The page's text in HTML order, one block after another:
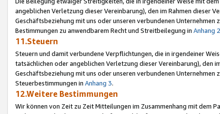
angeblichen Verletzung dieser Vereinbarung), den im Rahmen dieser
Geschäftsbeziehung mit uns oder unseren verbundenen
Bestimmungen zu anwendbarem Recht und Streitbeilegung in Anhang 2
11.Steuern
Steuern und damit verbundene Verpflichtungen, die in irgendeiner
tatsächlichen oder angeblichen Verletzung dieser Vereinbarung), den
Geschäftsbeziehung mit uns oder unseren verbundenen
Steuerbestimmungen in Anhang 3.
12.Weitere Bestimmungen
Wir können von Zeit zu Zeit Mitteilungen im Zusammenhang mit dem